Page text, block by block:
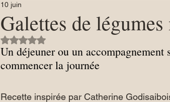
Galettes de
10 juin
Noté NaN étoiles sur 5.
Un déjeuner ou un
commencer la journée
Recette inspirée par Catherine